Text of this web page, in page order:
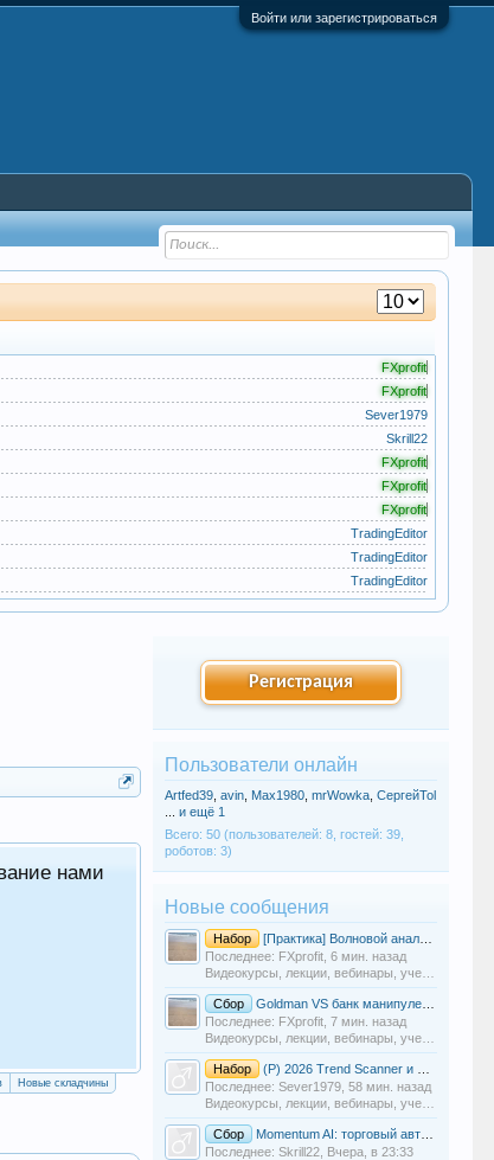
Войти или зарегистрироваться
FXprofit
FXprofit
Sever1979
Skrill22
FXprofit
FXprofit
FXprofit
TradingEditor
TradingEditor
TradingEditor
нами
Форум складчин на продукты для
Как это работает: цену продукта
берёт дополнительных комиссий с
Регистрация бесплатная: после
Новые складчины
Регистрация
Пользователи онлайн
Artfed39, avin, Max1980, mrWowka, СергейTol
и ещё 1
Всего: 50 (пользователей: 8, гостей: 39,
роботов: 3)
Новые сообщения
Набор
[Практика] Волновой анализ Эллиотта: От теории к живым графикам и сделкам
Последнее: FXprofit, 6 мин. назад
Видеокурсы, лекции, вебинары, учебный материал
Сбор
Goldman VS банк манипулейшен
Последнее: FXprofit, 7 мин. назад
Видеокурсы, лекции, вебинары, учебный материал
Набор
(Р) 2026 Trend Scanner и SMART Scanner Аркадий Романович
Последнее: Sever1979, 58 мин. назад
Видеокурсы, лекции, вебинары, учебный материал
Сбор
Momentum AI: торговый автопилот (Дмитрий Брыляков)
Последнее: Skrill22, Вчера, в 23:33